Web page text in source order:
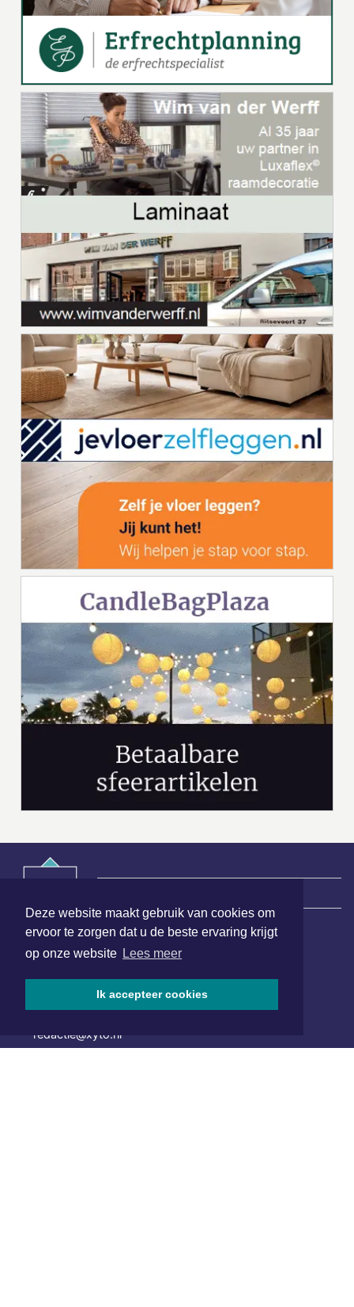
Deze website maakt gebruik van cookies om
ervoor te zorgen dat u de beste ervaring krijgt
op onze website Lees meer
Ik accepteer cookies
Hoofdvestiging:
072 8200 600
redactie@xyto.nl